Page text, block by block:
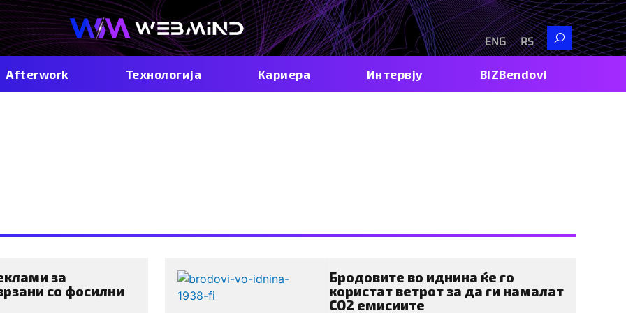
RS
ENG
Search
Afterwork Технологија Кариера Интервју BIZBendovi
за
со фосилни
Бродовите во иднина ќе гo
користат ветрот за да ги намалат
СО2 емисиите